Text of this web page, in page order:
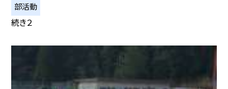
部活動
続き２